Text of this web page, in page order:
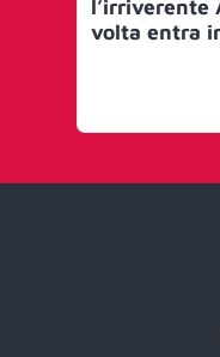
l’irriverente
volta entra